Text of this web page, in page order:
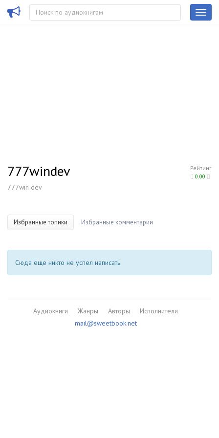
Рейтинг
0.00
777windev
777win dev
Избранные топики Избранные комментарии
Сюда еще никто не успел написать
Аудиокниги Жанры Авторы
Исполнители
mail@sweetbook.net